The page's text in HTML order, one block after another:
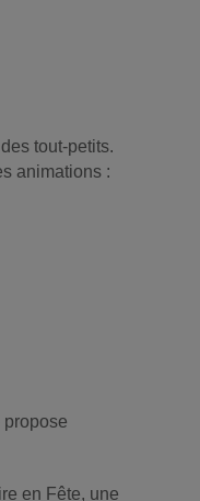
tout-petits.
animations :
en Fête, une